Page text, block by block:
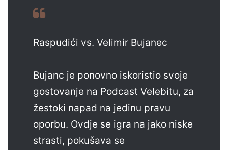
Raspudići vs. Velimir Bujanec
Bujanc je ponovno iskoristio svoje
gostovanje na Podcast Velebitu, za
žestoki napad na jedinu pravu
oporbu. Ovdje se igra na jako niske
strasti, pokušava se